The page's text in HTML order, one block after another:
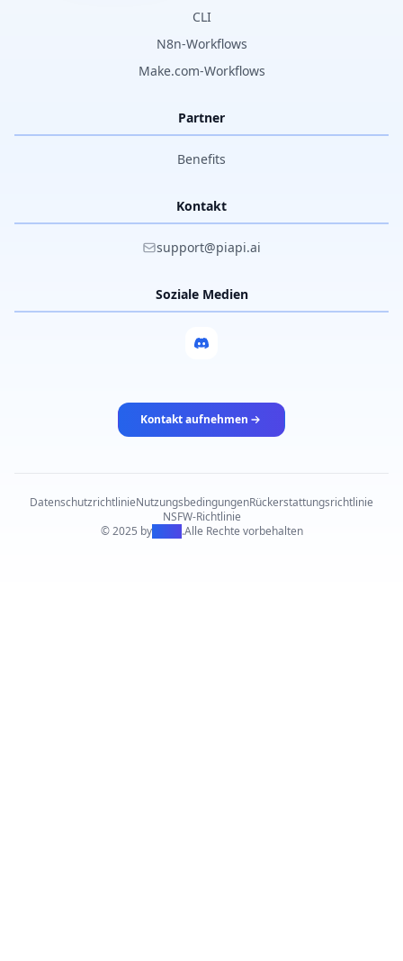
CLI
N8n-Workflows
Make.com-Workflows
Partner
Benefits
Kontakt
support@piapi.ai
Soziale Medien
Kontakt aufnehmen
DatenschutzrichtlinieNutzungsbedingungenRückerstattungsrichtlinie
NSFW-Richtlinie
© 2025 byPiAPI .Alle Rechte vorbehalten